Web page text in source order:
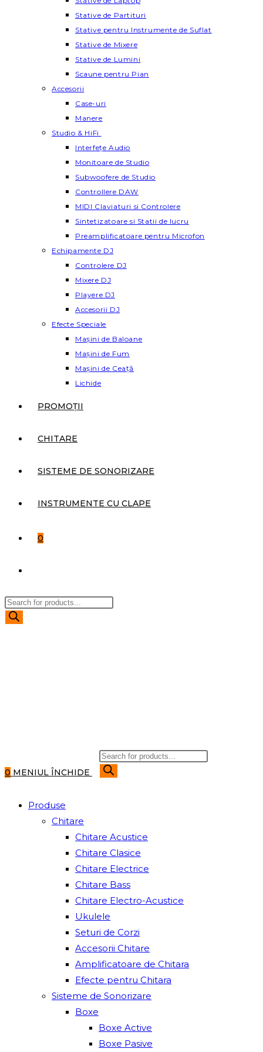
Stative de Partituri
Stative pentru Instrumente de Suflat
Stative de Mixere
Stative de Lumini
Scaune pentru Pian
Accesorii
Case-uri
Manere
Studio & HiFi
Interfețe Audio
Monitoare de Studio
Subwoofere de Studio
Controllere DAW
MIDI Claviaturi si Controlere
Sintetizatoare si Statii de lucru
Preamplificatoare pentru Microfon
Echipamente DJ
Controlere DJ
Mixere DJ
Playere DJ
Accesorii DJ
Efecte Speciale
Mașini de Baloane
Mașini de Fum
Mașini de Ceață
Lichide
PROMOȚII
CHITARE
SISTEME DE SONORIZARE
INSTRUMENTE CU CLAPE
0
WEBSITE
Products
search
0 MENIUL ÎNCHIDE
Products
search
Produse
Chitare
Chitare Acustice
Chitare Clasice
Chitare Electrice
Chitare Bass
Chitare Electro-Acustice
Ukulele
Seturi de Corzi
Accesorii Chitare
Amplificatoare de Chitara
Efecte pentru Chitara
Sisteme de Sonorizare
Boxe
Boxe Active
Boxe Pasive